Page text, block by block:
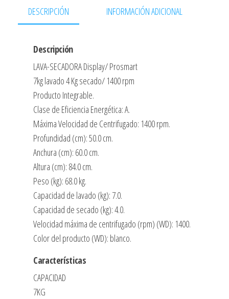
4KG
SEC
DISPLAY
cantidad
DESCRIPCIÓN INFORMACIÓN ADICIONAL
Descripción
LAVA-SECADORA Display/ Prosmart
7kg lavado 4 Kg secado/ 1400 rpm
Producto Integrable.
Clase de Eficiencia Energética: A.
Máxima Velocidad de Centrifugado: 1400 rpm.
Profundidad (cm): 50.0 cm.
Anchura (cm): 60.0 cm.
Altura (cm): 84.0 cm.
Peso (kg): 68.0 kg.
Capacidad de lavado (kg): 7.0.
Capacidad de secado (kg): 4.0.
Velocidad máxima de centrifugado (rpm) (WD): 1400.
Color del producto (WD): blanco.
Características
CAPACIDAD
7KG